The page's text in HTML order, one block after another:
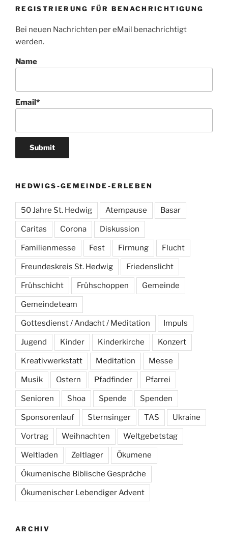
REGISTRIERUNG FÜR BENACHRICHTIGUNG
Bei neuen Nachrichten per eMail benachrichtigt
werden.
Name
Email*
HEDWIGS-GEMEINDE-ERLEBEN
50 Jahre St. Hedwig Atempause Basar
Caritas Corona Diskussion
Familienmesse Fest Firmung Flucht
Freundeskreis St. Hedwig Friedenslicht
Frühschicht Frühschoppen Gemeinde
Gemeindeteam
Gottesdienst / Andacht / Meditation Impuls
Jugend Kinder Kinderkirche Konzert
Kreativwerkstatt Meditation Messe
Musik Ostern Pfadfinder Pfarrei
Senioren Shoa Spende Spenden
Sponsorenlauf Sternsinger TAS Ukraine
Vortrag Weihnachten Weltgebetstag
Weltladen Zeltlager Ökumene
Ökumenische Biblische Gespräche
Ökumenischer Lebendiger Advent
ARCHIV